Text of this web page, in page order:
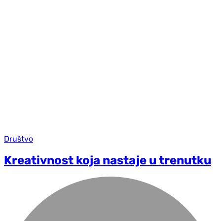
Društvo
Kreativnost koja nastaje u trenutku